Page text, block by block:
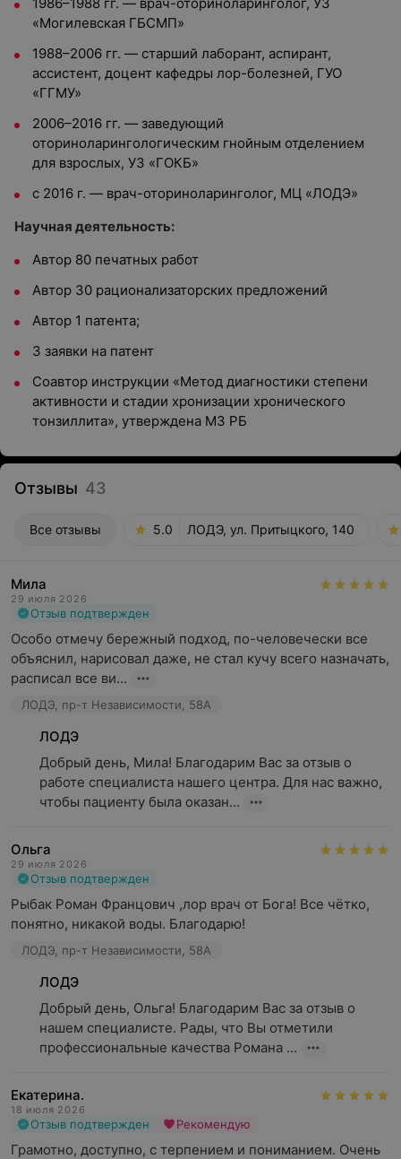
«Могилевская ГБСМП»
1988–2006 гг. — старший лаборант, аспирант,
ассистент, доцент кафедры лор-болезней, ГУО
«ГГМУ»
2006–2016 гг. — заведующий
оториноларингологическим гнойным отделением
для взрослых, УЗ «ГОКБ»
с 2016 г. — врач-оториноларинголог, МЦ «ЛОДЭ»
Научная деятельность:
Автор 80 печатных работ
Автор 30 рационализаторских предложений
Автор 1 патента;
3 заявки на патент
Соавтор инструкции «Метод диагностики степени
активности и стадии хронизации хронического
тонзиллита», утверждена МЗ РБ
Отзывы 43
Все отзывы 5.0 ЛОДЭ, ул. Притыцкого, 140
Мила
29 июля 2026
Отзыв подтвержден
Особо отмечу бережный подход, по-человечески все
объяснил, нарисовал даже, не стал кучу всего назначать,
расписал все ви...
ЛОДЭ, пр-т Независимости, 58А
ЛОДЭ
Добрый день, Мила! Благодарим Вас за отзыв о
работе специалиста нашего центра. Для нас важно,
чтобы пациенту была оказан...
Ольга
29 июля 2026
Отзыв подтвержден
Рыбак Роман Францович ,лор врач от Бога! Все чётко,
понятно, никакой воды. Благодарю!
ЛОДЭ, пр-т Независимости, 58А
ЛОДЭ
Добрый день, Ольга! Благодарим Вас за отзыв о
нашем специалисте. Рады, что Вы отметили
профессиональные качества Романа ...
Екатерина.
18 июля 2026
Отзыв подтвержден Рекомендую
Грамотно, доступно, с терпением и пониманием. Очень